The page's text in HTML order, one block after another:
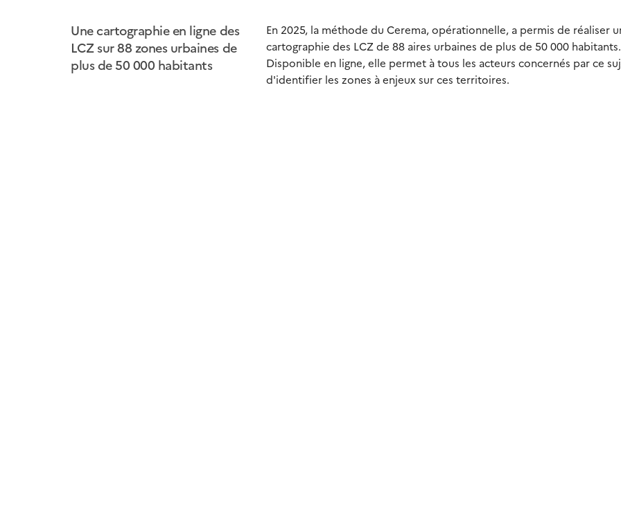
Une cartographie en ligne des
LCZ sur 88 zones urbaines de
plus de 50 000 habitants
En 2025, la méthode du Cerema, opérationnelle, a permis de réaliser
cartographie des LCZ de 88 aires urbaines de plus de 50 000 habitants.
Disponible en ligne, elle permet à tous les acteurs concernés par ce
d'identifier les zones à enjeux sur ces territoires.